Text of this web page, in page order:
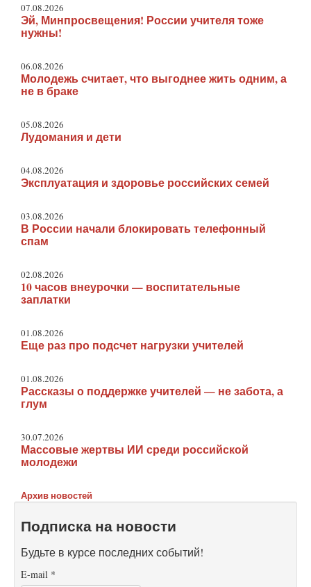
07.08.2026
Эй, Минпросвещения! России учителя тоже
нужны!
06.08.2026
Молодежь считает, что выгоднее жить одним, а
не в браке
05.08.2026
Лудомания и дети
04.08.2026
Эксплуатация и здоровье российских семей
03.08.2026
В России начали блокировать телефонный
спам
02.08.2026
10 часов внеурочки — воспитательные
заплатки
01.08.2026
Еще раз про подсчет нагрузки учителей
01.08.2026
Рассказы о поддержке учителей — не забота, а
глум
30.07.2026
Массовые жертвы ИИ среди российской
молодежи
Архив новостей
Подписка на новости
Будьте в курсе последних событий!
E-mail *